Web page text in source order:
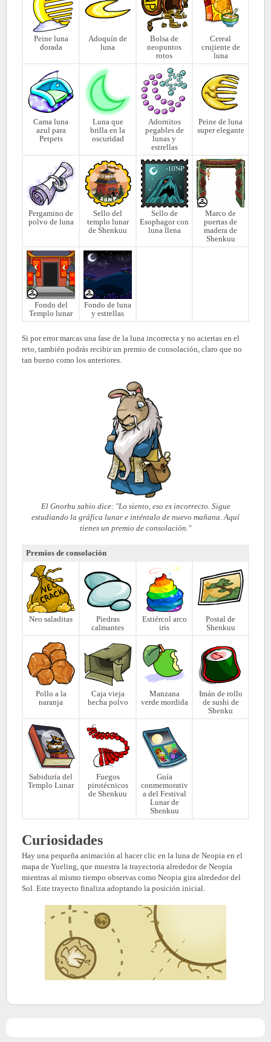
Peine luna
dorada
Adoquín de
luna
Bolsa de
neopuntos
rotos
Cereal
crujiente de
luna
Cama luna
azul para
Petpets
Luna que
brilla en la
oscuridad
Adornitos
pegables de
lunas y
estrellas
Peine de luna
super elegante
Pergamino de
polvo de luna
Sello del
templo lunar
de Shenkuu
Sello de
Esophagor con
luna llena
Marco de
puertas de
madera de
Shenkuu
Fondo del
Templo lunar
Fondo de luna
y estrellas
Si por error marcas una fase de la luna incorrecta y no aciertas en el
reto, también podrás recibir un premio de consolación, claro que no
tan bueno como los anteriores.
El Gnorbu sabio dice: "Lo siento, eso es incorrecto. Sigue
estudiando la gráfica lunar e inténtalo de nuevo mañana. Aquí
tienes un premio de consolación."
Premios de consolación
Neo saladitas
Piedras
calmantes
Estiércol arco
iris
Postal de
Shenkuu
Pollo a la
naranja
Caja vieja
hecha polvo
Manzana
verde mordida
Imán de rollo
de sushi de
Shenku
Sabiduría del
Templo Lunar
Fuegos
pirotécnicos
de Shenkuu
Guía
conmemorativ
a del Festival
Lunar de
Shenkuu
Curiosidades
Hay una pequeña animación al hacer clic en la luna de Neopia en el
mapa de Yueling, que muestra la trayectoria alrededor de Neopia
mientras al mismo tiempo observas como Neopia gira alrededor del
Sol. Este trayecto finaliza adoptando la posición inicial.